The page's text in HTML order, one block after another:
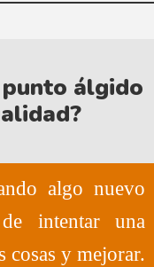
álgido
algo nuevo
intentar una
cosas y mejorar.